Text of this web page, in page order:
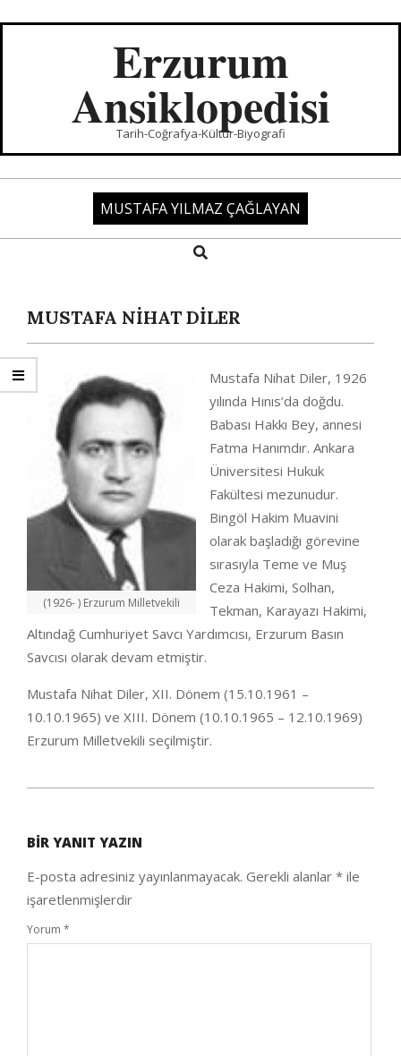
Erzurum
Ansiklopedisi
Tarih-Coğrafya-Kültür-Biyografi
MUSTAFA YILMAZ ÇAĞLAYAN
Search
MUSTAFA NİHAT DİLER
(1926- ) Erzurum Milletvekili
Mustafa Nihat Diler, 1926
yılında Hınıs’da doğdu.
Babası Hakkı Bey, annesi
Fatma Hanımdır. Ankara
Üniversitesi Hukuk
Fakültesi mezunudur.
Bingöl Hakim Muavini
olarak başladığı görevine
sırasıyla Teme ve Muş
Ceza Hakimi, Solhan,
Tekman, Karayazı Hakimi,
Altındağ Cumhuriyet Savcı Yardımcısı, Erzurum Basın
Savcısı olarak devam etmiştir.
Mustafa Nihat Diler, XII. Dönem (15.10.1961 –
10.10.1965) ve XIII. Dönem (10.10.1965 – 12.10.1969)
Erzurum Milletvekili seçilmiştir.
25
BIR YANIT YAZIN
E-posta adresiniz yayınlanmayacak. Gerekli alanlar * ile
işaretlenmişlerdir
Yorum *